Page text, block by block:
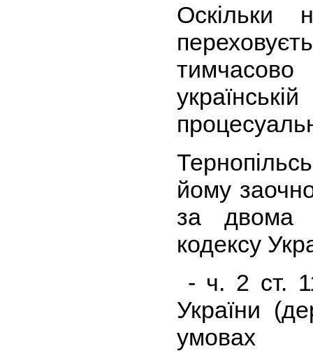
Оскільки
йому
за двома
кодексу
- ч. 2 ст.
України
умовах